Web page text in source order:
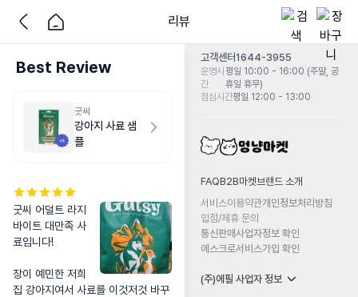
리뷰
Best Review
굿씨
강아지 사료 샘
플
굿씨 어덜트 라지
바이트 대만족 사
료입니다!
장이 예민한 저희
집 강아지여서 사료를 이것저것 바꾸
고객센터1644-3955
운영시
간
평일 10:00 - 16:00 (주말, 공
휴일 휴무)
점심시간평일 12:00 - 13:00
FAQB2B마켓 브랜드 소개
서비스이용약관개인정보처리방침
입점/제휴 문의
통신판매사업자정보 확인
에스크로서비스가입 확인
(주)에필 사업자 정보